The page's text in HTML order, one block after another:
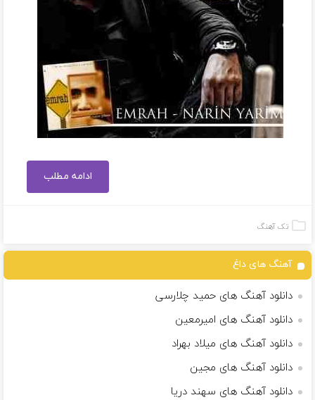
ادامه مطلب
تک آهنگ
آهنگ های داغ
دانلود آهنگ های حمید چلارسی
دانلود آهنگ های امیرمعین
دانلود آهنگ های میلاد بهراد
دانلود آهنگ های مجین
دانلود آهنگ های سهند دریا